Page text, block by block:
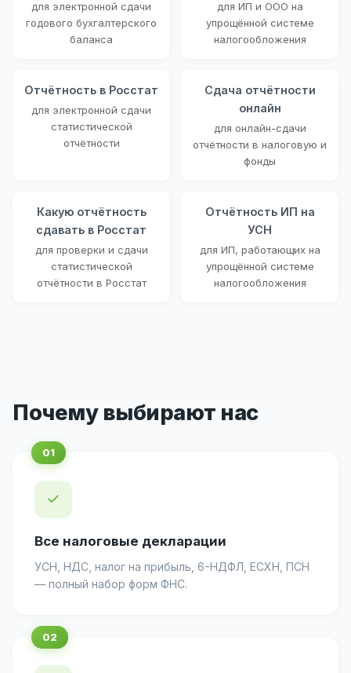
для электронной сдачи
годового бухгалтерского
баланса
для ИП и ООО на
упрощённой системе
налогообложения
Отчётность в Росстат
для электронной сдачи
статистической
отчётности
Сдача отчётности
онлайн
для онлайн-сдачи
отчётности в налоговую и
фонды
Какую отчётность
сдавать в Росстат
для проверки и сдачи
статистической
отчётности в Росстат
Отчётность ИП на
УСН
для ИП, работающих на
упрощённой системе
налогообложения
Почему выбирают нас
✓
Все налоговые декларации
УСН, НДС, налог на прибыль, 6-НДФЛ, ЕСХН, ПСН
— полный набор форм ФНС.